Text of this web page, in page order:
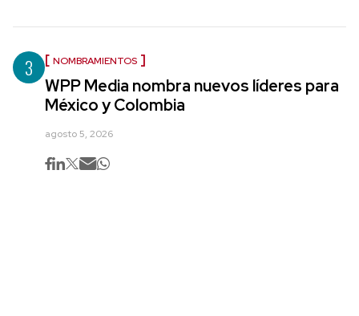
3 NOMBRAMIENTOS
WPP Media nombra nuevos líderes para
México y Colombia
agosto 5, 2026